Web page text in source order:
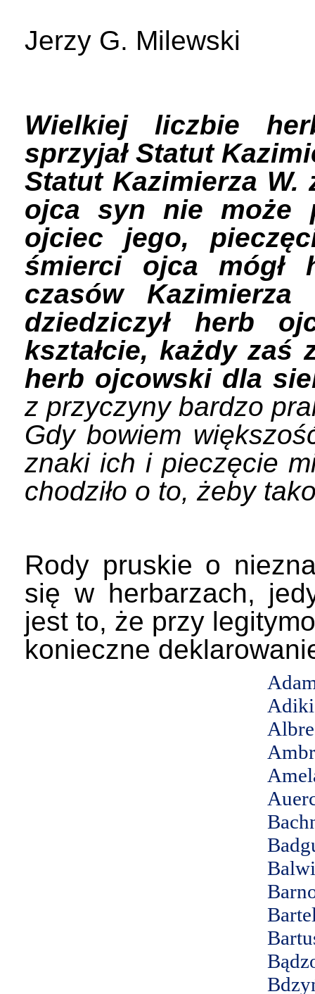
Jerzy G. Milewski
Wielkiej liczbie
sprzyjał Statut
Statut Kazimierza W.
ojca syn nie może
ojciec jego,
śmierci ojca mógł
czasów
dziedziczył herb
kształcie, każdy zaś
herb ojcowski dla
z przyczyny bardzo
Gdy bowiem
znaki ich i pieczęcie
chodziło o to, żeby
Rody pruskie o
się w herbarzach,
jest to, że przy
konieczne